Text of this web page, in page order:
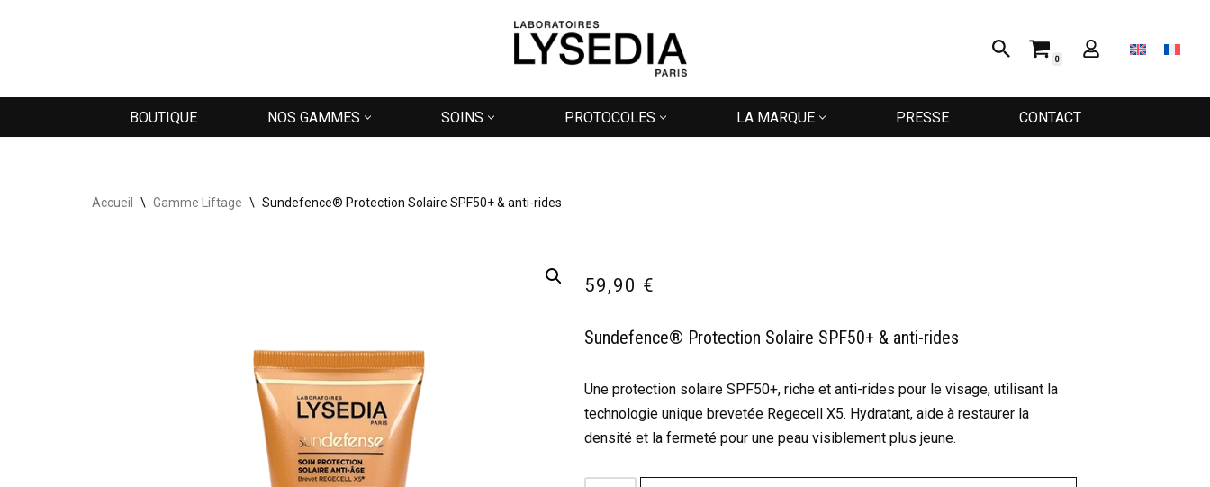
contenu
0
BOUTIQUE NOS GAMMES SOINS PROTOCOLES LA MARQUE PRESSE CONTACT
Accueil \ Gamme Liftage \ Sundefence® Protection Solaire SPF50+ & anti-rides
59,90 €
Sundefence® Protection Solaire SPF50+ & anti-rides
Une protection solaire SPF50+, riche et anti-rides pour le visage, utilisant la
technologie unique brevetée Regecell X5. Hydratant, aide à restaurer la
densité et la fermeté pour une peau visiblement plus jeune.